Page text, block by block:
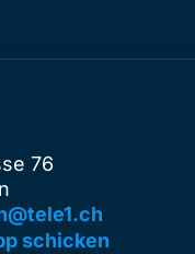
76
schicken